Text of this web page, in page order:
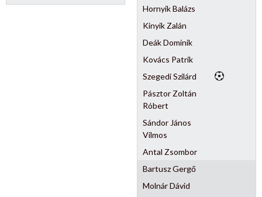
Hornyik Balázs
Kinyik Zalán
Deák Dominik
Kovács Patrik
Szegedi Szilárd
Pásztor Zoltán
Róbert
Sándor János
Vilmos
Antal Zsombor
Bartusz Gergő
Molnár Dávid